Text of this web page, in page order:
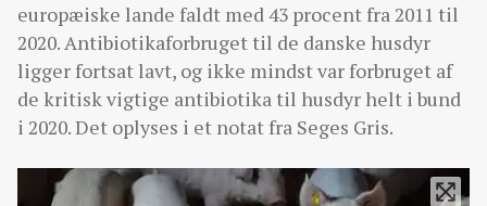
europæiske lande faldt med 43 procent fra 2011 til
2020. Antibiotikaforbruget til de danske husdyr
ligger fortsat lavt, og ikke mindst var forbruget af
de kritisk vigtige antibiotika til husdyr helt i bund
i 2020. Det oplyses i et notat fra Seges Gris.